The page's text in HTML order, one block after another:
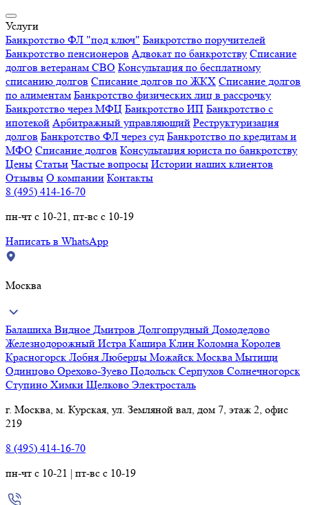
Услуги
Банкротство ФЛ "под ключ" Банкротство поручителей
Банкротство пенсионеров Адвокат по банкротству Списание
долгов ветеранам СВО Консультация по бесплатному
списанию долгов Списание долгов по ЖКХ Списание долгов
по алиментам Банкротство физических лиц в рассрочку
Банкротство через МФЦ Банкротство ИП Банкротство с
ипотекой Арбитражный управляющий Реструктуризация
долгов Банкротство ФЛ через суд Банкротство по кредитам и
МФО Списание долгов Консультация юриста по банкротству
Цены Статьи Частые вопросы Истории наших клиентов
Отзывы О компании Контакты
8 (495) 414-16-70
пн-чт с 10-21, пт-вс с 10-19
Написать в WhatsApp
Москва
Балашиха Видное Дмитров Долгопрудный Домодедово
Железнодорожный Истра Кашира Клин Коломна Королев
Красногорск Лобня Люберцы Можайск Москва Мытищи
Одинцово Орехово-Зуево Подольск Серпухов Солнечногорск
Ступино Химки Щелково Электросталь
г. Москва, м. Курская, ул. Земляной вал, дом 7, этаж 2, офис
219
8 (495) 414-16-70
пн-чт с 10-21 | пт-вс с 10-19